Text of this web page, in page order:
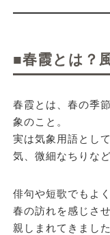
■春霞とは？
春霞とは、春の季
象のこと。
実は気象用語とし
気、微細なちりな
俳句や短歌でもよ
春の訪れを感じさ
親しまれてきました